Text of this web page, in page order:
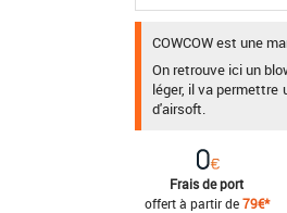
COWCOW est une
On retrouve ici un
léger, il va permettre
d'airsoft.
Frais de port
offert à partir de79€*